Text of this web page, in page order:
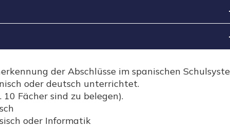
der Abschlüsse im spanischen
oder deutsch unterrichtet.
Fächer sind zu belegen).
oder Informatik